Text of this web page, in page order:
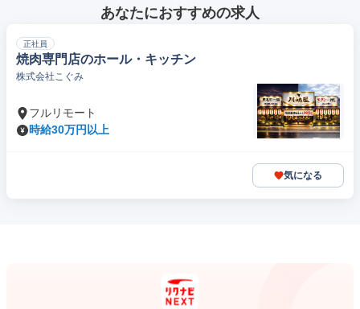
あなたにおすすめの求人
正社員
焼肉専門店のホール・キッチン
株式会社こぐみ
フルリモート
時給30万円以上
気になる